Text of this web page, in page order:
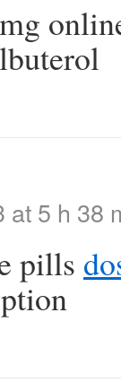
at 5 h 38
pills